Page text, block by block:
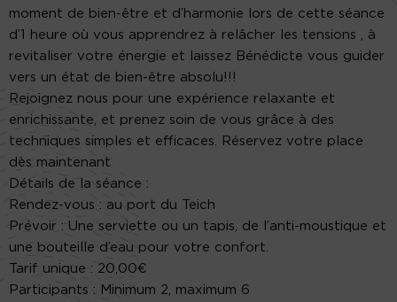
moment de bien-être et d’harmonie lors de cette séance
d’1 heure où vous apprendrez à relâcher les tensions , à
revitaliser votre énergie et laissez Bénédicte vous guider
vers un état de bien-être absolu!!!
Rejoignez nous pour une expérience relaxante et
enrichissante, et prenez soin de vous grâce à des
techniques simples et efficaces. Réservez votre place
dès maintenant
Détails de la séance :
Rendez-vous : au port du Teich
Prévoir : Une serviette ou un tapis, de l’anti-moustique et
une bouteille d’eau pour votre confort.
Tarif unique : 20,00€
Participants : Minimum 2, maximum 6